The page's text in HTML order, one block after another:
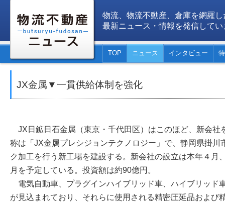
物流、物流不動産、倉庫を網羅し
最新ニュース・情報を発信してい
TOP ニュース インタビュー
JX金属▼一貫供給体制を強化
JX日鉱日石金属（東京・千代田区）はこのほど、新会社
称は「JX金属プレシジョンテクノロジー」で、静岡県掛川
ク加工を行う新工場を建設する。新会社の設立は本年４月
月を予定している。投資額は約90億円。
電気自動車、プラグインハイブリッド車、ハイブリッド
が見込まれており、それらに使用される精密圧延品および